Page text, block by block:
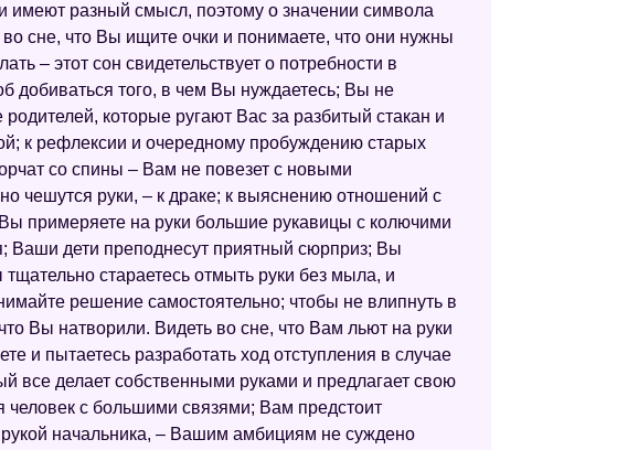
Новейший сонник
Сонник Цветкова
Восточный сонник
Сонник толкование снов
Цыганский сонник
Египетский сонник
Сонник Хассе
Сонник Нины Гришиной
Большой сонник (Наталья Степанова)
Электронный сонник
имеют разный смысл, поэтому о значении символа
сне, что Вы ищите очки и понимаете, что они нужны
– этот сон свидетельствует о потребности в
добиваться того, в чем Вы нуждаетесь; Вы не
которые ругают Вас за разбитый стакан и
к рефлексии и очередному пробуждению старых
со спины – Вам не повезет с новыми
чешутся руки, – к драке; к выяснению отношений с
примеряете на руки большие рукавицы с колючими
Ваши дети преподнесут приятный сюрприз; Вы
стараетесь отмыть руки без мыла, и
решение самостоятельно; чтобы не влипнуть в
Вы натворили. Видеть во сне, что Вам льют на руки
и пытаетесь разработать ход отступления в случае
все делает собственными руками и предлагает свою
человек с большими связями; Вам предстоит
рукой начальника, – Вашим амбициям не суждено